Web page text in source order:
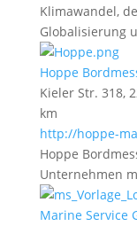
Klimawandel,
Globalisierung
Hoppe
Kieler Str. 318,
km
http://hoppe-
Hoppe
Unternehmen
Marine Service